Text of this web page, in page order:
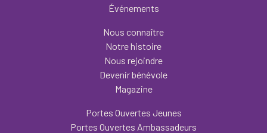
Événements
Nous connaître
Notre histoire
Nous rejoindre
Devenir bénévole
Magazine
Portes Ouvertes Jeunes
Portes Ouvertes Ambassadeurs